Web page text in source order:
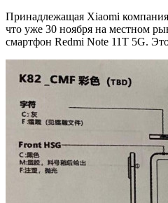
Принадлежащая Xiaomi
что уже 30 ноября на местном
смартфон Redmi Note 11T 5G.